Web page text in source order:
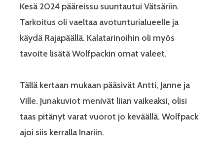
Kesä 2024 pääreissu suuntautui Vätsäriin.
Tarkoitus oli vaeltaa avotunturialueelle ja
käydä Rajapäällä. Kalatarinoihin oli myös
tavoite lisätä Wolfpackin omat valeet.
Tällä kertaan mukaan pääsivät Antti, Janne ja
Ville. Junakuviot menivät liian vaikeaksi, olisi
taas pitänyt varat vuorot jo keväällä. Wolfpack
ajoi siis kerralla Inariin.